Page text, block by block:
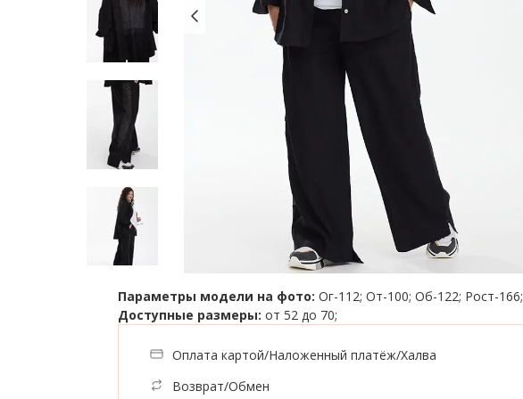
Параметры модели на фото: Ог-112; От-100; Об-122; Рост-166;
Доступные размеры: от 52 до 70;
Оплата картой/Наложенный платёж/Халва
Возврат/Обмен